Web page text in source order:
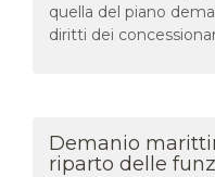
quella del piano
diritti dei
Demanio
riparto delle